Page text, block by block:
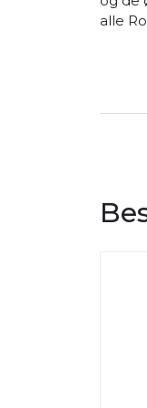
alle